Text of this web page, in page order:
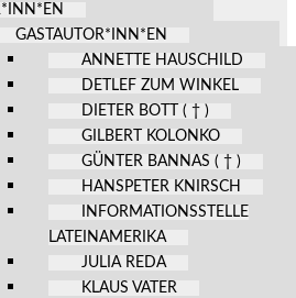
GASTAUTOR*INN*EN
ANNETTE HAUSCHILD
DETLEF ZUM WINKEL
DIETER BOTT ( † )
GILBERT KOLONKO
GÜNTER BANNAS ( † )
HANSPETER KNIRSCH
INFORMATIONSSTELLE
LATEINAMERIKA
JULIA REDA
KLAUS VATER